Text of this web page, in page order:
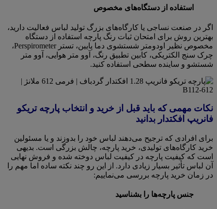
استفاده از دستگاه‌های مخصوص
اگر در صنعت نساجی یا کارگاه‌های بزرگ تولید لباس فعالیت دارید،
بهترین روش برای امتحان ثبات رنگ پارچه استفاده از دستگاه
مخصوص نظیر اودومتر شستشوی دما پایین، تستر Perspirometer،
چرک سنج الکتریکی، کابین تطبیق رنگ، آوو متر هوایی، آوو متر
شستشو و ساینده سطحی استفاده کنید.
نکات مهمی که باید قبل از خرید و انتخاب پارچه تریکو
فانریپ افکتدار بدانید
برای افرادی که ترجیح می‌دهند لباس خود را بدوزند و یا مسئولین
خرید کارگاه‌های تولیدی، خرید پارچه، چالش بزرگی است. بدیهی
است که کیفیت پارچه در کیفیت لباس دوخته شده و فروش نهایی
آن لباس تأثیر بسیار زیادی دارد. از این رو چند نکته ساده اما مهم را
در زمان خرید پارچه بررسی می‌نماییم:
جنس پارچه‌ها را بشناسید